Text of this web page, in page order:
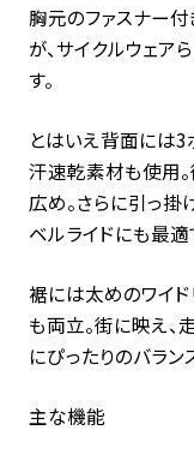
胸元のファスナー付
が、サイクルウェア
す。
とはいえ背面には3
汗速乾素材も使用。
広め。さらに引っ
ベルライドにも最適
裾には太めのワイド
も両立。街に映え、
にぴったりのバラン
主な機能